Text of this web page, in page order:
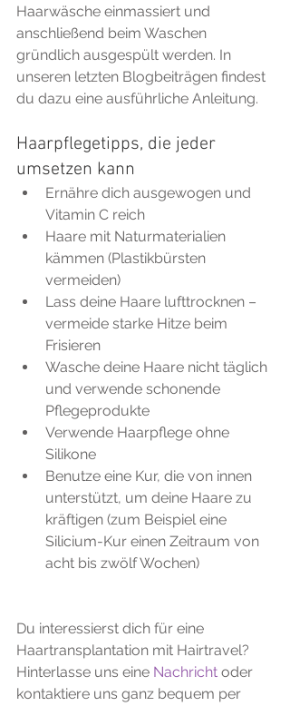
Haarwäsche einmassiert und
anschließend beim Waschen
gründlich ausgespült werden. In
unseren letzten Blogbeiträgen findest
du dazu eine ausführliche Anleitung.
Haarpflegetipps, die jeder
umsetzen kann
Ernähre dich ausgewogen und
Vitamin C reich
Haare mit Naturmaterialien
kämmen (Plastikbürsten
vermeiden)
Lass deine Haare lufttrocknen –
vermeide starke Hitze beim
Frisieren
Wasche deine Haare nicht täglich
und verwende schonende
Pflegeprodukte
Verwende Haarpflege ohne
Silikone
Benutze eine Kur, die von innen
unterstützt, um deine Haare zu
kräftigen (zum Beispiel eine
Silicium-Kur einen Zeitraum von
acht bis zwölf Wochen)
Du interessierst dich für eine
Haartransplantation mit Hairtravel?
Hinterlasse uns eine Nachricht oder
kontaktiere uns ganz bequem per